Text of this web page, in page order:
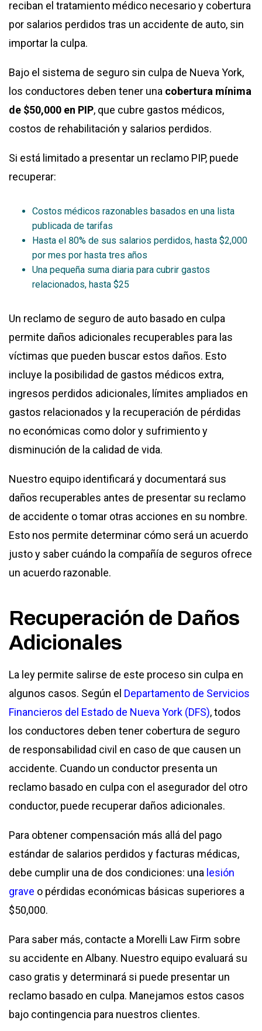
reciban el tratamiento médico necesario y cobertura
por salarios perdidos tras un accidente de auto, sin
importar la culpa.
Bajo el sistema de seguro sin culpa de Nueva York,
los conductores deben tener una cobertura mínima
de $50,000 en PIP, que cubre gastos médicos,
costos de rehabilitación y salarios perdidos.
Si está limitado a presentar un reclamo PIP, puede
recuperar:
Costos médicos razonables basados en una lista
publicada de tarifas
Hasta el 80% de sus salarios perdidos, hasta $2,000
por mes por hasta tres años
Una pequeña suma diaria para cubrir gastos
relacionados, hasta $25
Un reclamo de seguro de auto basado en culpa
permite daños adicionales recuperables para las
víctimas que pueden buscar estos daños. Esto
incluye la posibilidad de gastos médicos extra,
ingresos perdidos adicionales, límites ampliados en
gastos relacionados y la recuperación de pérdidas
no económicas como dolor y sufrimiento y
disminución de la calidad de vida.
Nuestro equipo identificará y documentará sus
daños recuperables antes de presentar su reclamo
de accidente o tomar otras acciones en su nombre.
Esto nos permite determinar cómo será un acuerdo
justo y saber cuándo la compañía de seguros ofrece
un acuerdo razonable.
Recuperación de Daños
Adicionales
La ley permite salirse de este proceso sin culpa en
algunos casos. Según el Departamento de Servicios
Financieros del Estado de Nueva York (DFS), todos
los conductores deben tener cobertura de seguro
de responsabilidad civil en caso de que causen un
accidente. Cuando un conductor presenta un
reclamo basado en culpa con el asegurador del otro
conductor, puede recuperar daños adicionales.
Para obtener compensación más allá del pago
estándar de salarios perdidos y facturas médicas,
debe cumplir una de dos condiciones: una lesión
grave o pérdidas económicas básicas superiores a
$50,000.
Para saber más, contacte a Morelli Law Firm sobre
su accidente en Albany. Nuestro equipo evaluará su
caso gratis y determinará si puede presentar un
reclamo basado en culpa. Manejamos estos casos
bajo contingencia para nuestros clientes.